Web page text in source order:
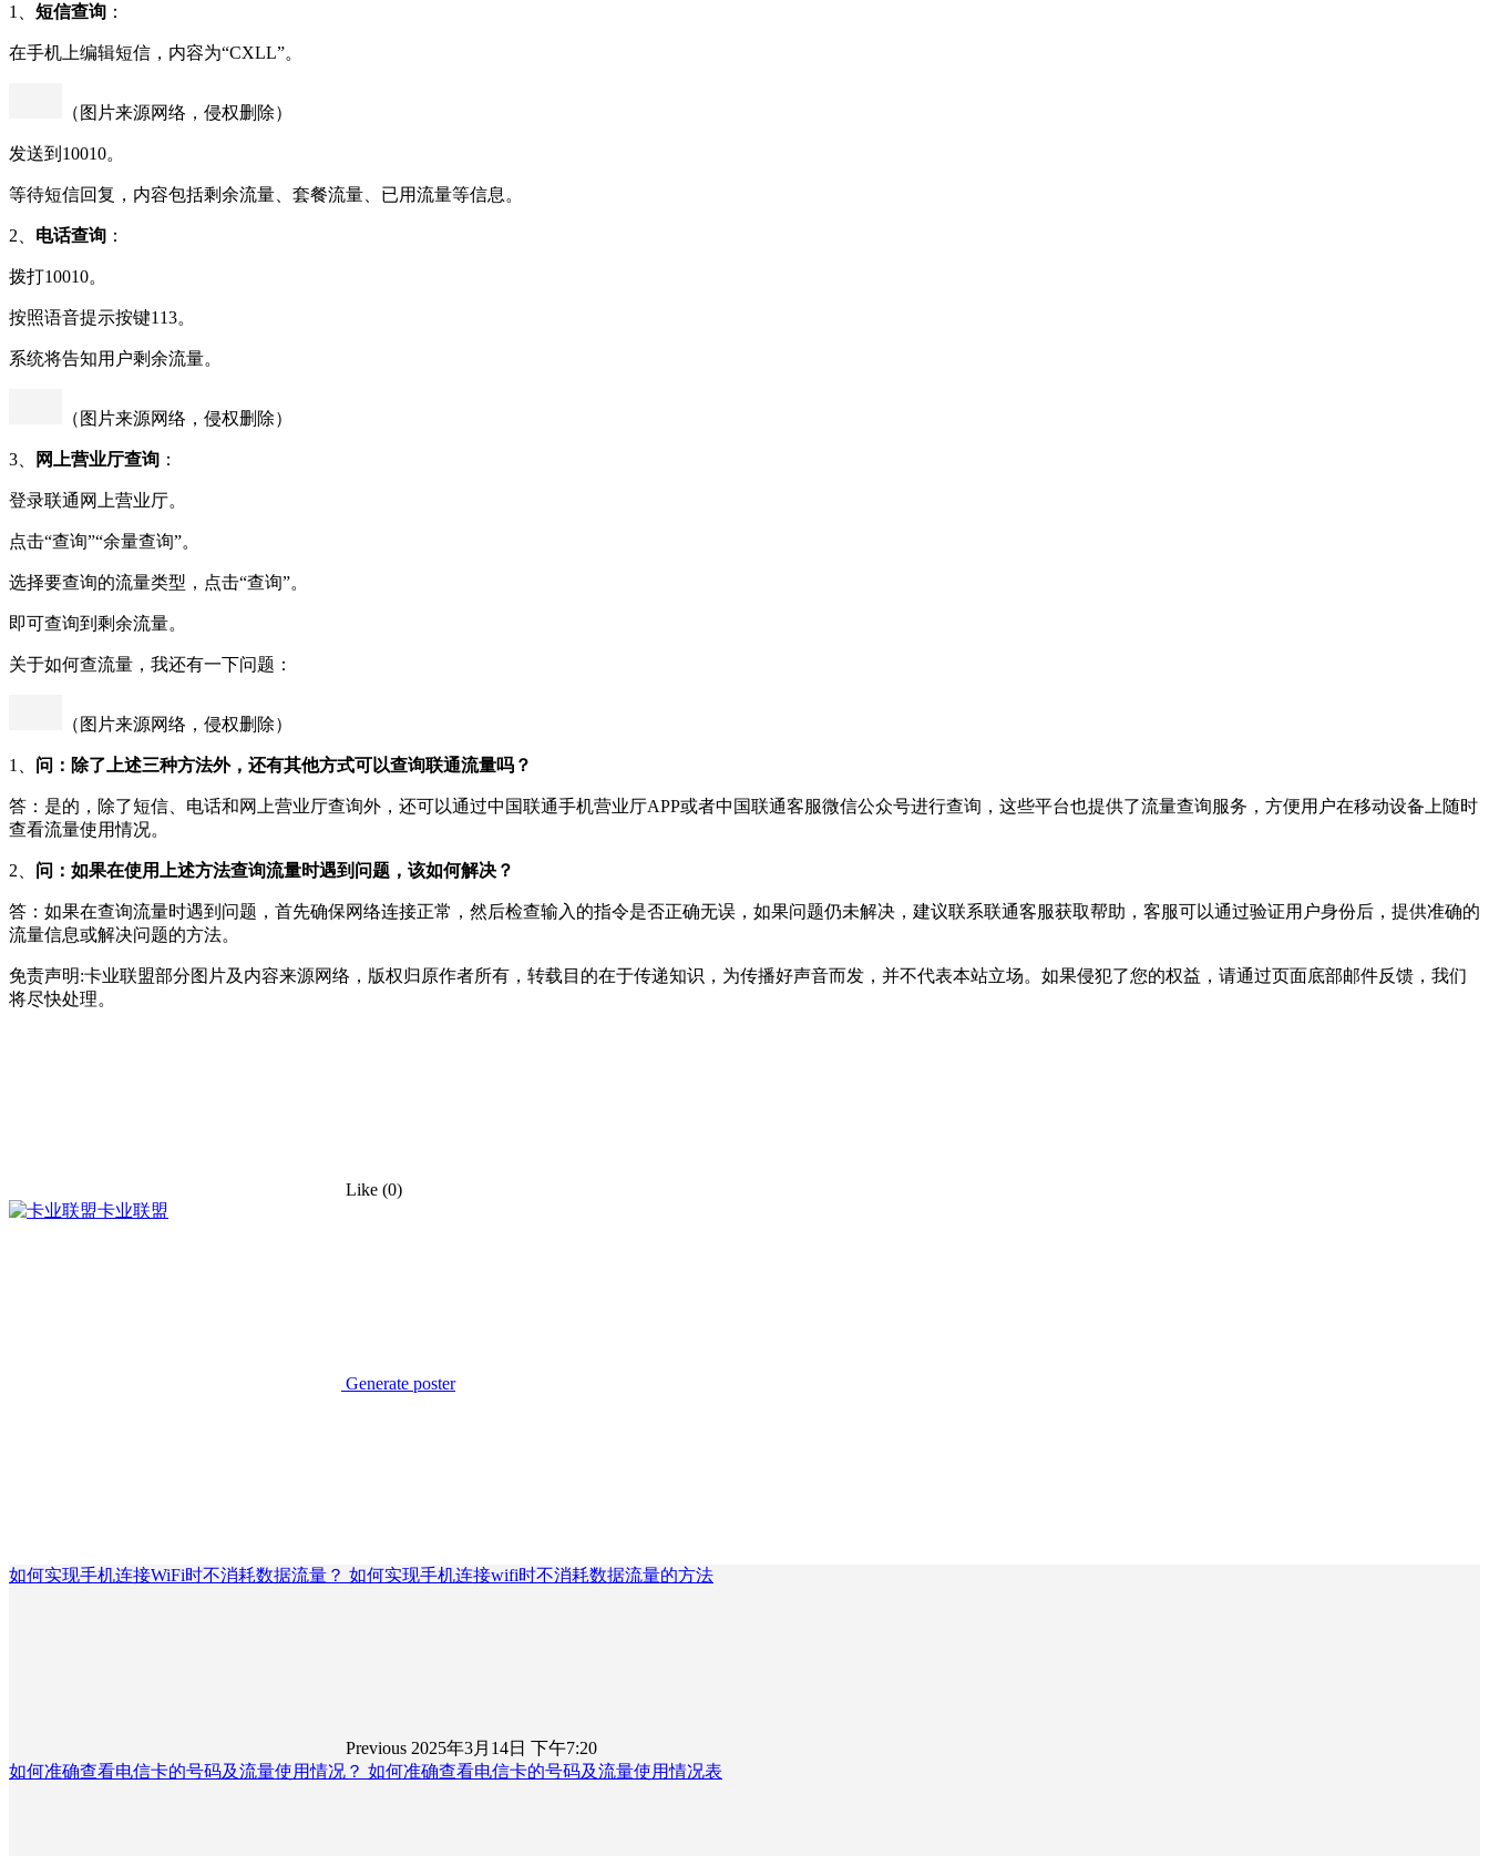
1、 短信查询 ：
在手机上编辑短信，内容为“CXLL”。
（图片来源网络，侵权删除）
发送到10010。
等待短信回复，内容包括剩余流量、套餐流量、已用流量等信息。
2、 电话查询 ：
拨打10010。
按照语音提示按键113。
系统将告知用户剩余流量。
（图片来源网络，侵权删除）
3、 网上营业厅查询 ：
登录联通网上营业厅。
点击“查询”“余量查询”。
选择要查询的流量类型，点击“查询”。
即可查询到剩余流量。
关于如何查流量，我还有一下问题：
（图片来源网络，侵权删除）
1、 问：除了上述三种方法外，还有其他方式可以查询联通流量吗？
答：是的，除了短信、电话和网上营业厅查询外，还可以通过中国联通手机营业厅APP或者中国联通客服微信公众号进行查询，这些平台也提供了流量查询服务，方便用户在移动设备上随时
查看流量使用情况。
2、 问：如果在使用上述方法查询流量时遇到问题，该如何解决？
答：如果在查询流量时遇到问题，首先确保网络连接正常，然后检查输入的指令是否正确无误，如果问题仍未解决，建议联系联通客服获取帮助，客服可以通过验证用户身份后，提供准确的
流量信息或解决问题的方法。
免责声明:卡业联盟部分图片及内容来源网络，版权归原作者所有，转载目的在于传递知识，为传播好声音而发，并不代表本站立场。如果侵犯了您的权益，请通过页面底部邮件反馈，我们
将尽快处理。
Like (0)
卡业联盟
Generate poster
如何实现手机连接WiFi时不消耗数据流量？ 如何实现手机连接wifi时不消耗数据流量的方法
Previous 2025年3月14日 下午7:20
如何准确查看电信卡的号码及流量使用情况？ 如何准确查看电信卡的号码及流量使用情况表